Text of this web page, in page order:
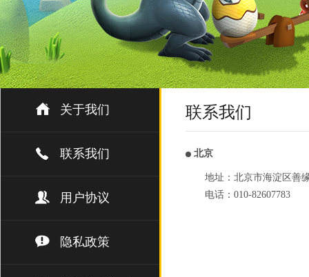
关于我们
联系我们
用户协议
隐私政策
联系我们
北京
地址：北京市海淀区善
电话：010-82607783